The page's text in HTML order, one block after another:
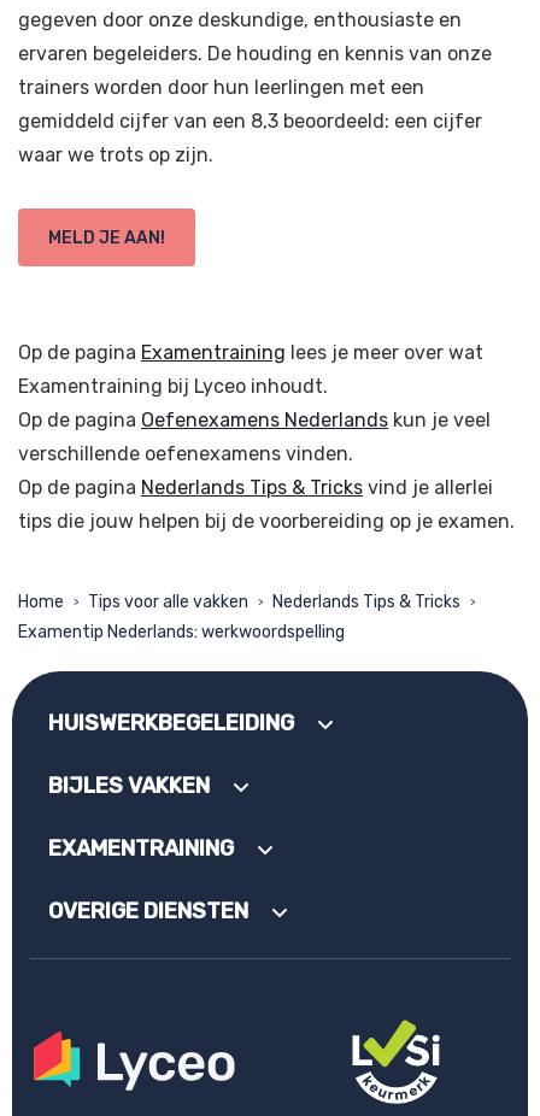
gegeven door onze deskundige, enthousiaste en
ervaren begeleiders. De houding en kennis van onze
trainers worden door hun leerlingen met een
gemiddeld cijfer van een 8,3 beoordeeld: een cijfer
waar we trots op zijn.
MELD JE AAN!
Op de pagina Examentraining lees je meer over wat
Examentraining bij Lyceo inhoudt.
Op de pagina Oefenexamens Nederlands kun je veel
verschillende oefenexamens vinden.
Op de pagina Nederlands Tips & Tricks vind je allerlei
tips die jouw helpen bij de voorbereiding op je examen.
Home > Tips voor alle vakken > Nederlands Tips & Tricks >
Examentip Nederlands: werkwoordspelling
HUISWERKBEGELEIDING
BIJLES VAKKEN
EXAMENTRAINING
OVERIGE DIENSTEN